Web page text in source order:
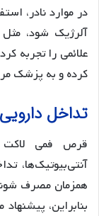
در موارد نادر،
آلرژیک شود،
علائمی را تجربه
کرده و به پزشک
تداخل دارویی
قرص فمی لاکت
آنتی‌بیوتیک‌ها،
همزمان مصرف
بنابراین،